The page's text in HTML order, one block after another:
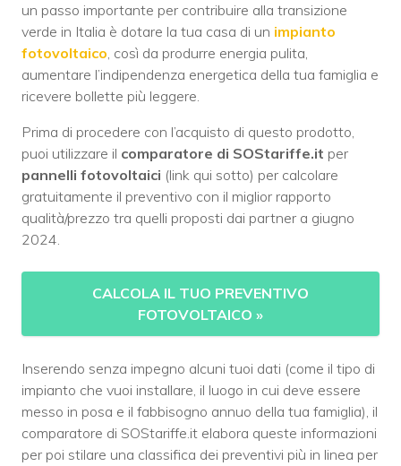
un passo importante per contribuire alla transizione
verde in Italia è dotare la tua casa di un impianto
fotovoltaico, così da produrre energia pulita,
aumentare l’indipendenza energetica della tua famiglia e
ricevere bollette più leggere.
Prima di procedere con l’acquisto di questo prodotto,
puoi utilizzare il comparatore di SOStariffe.it per
pannelli fotovoltaici (link qui sotto) per calcolare
gratuitamente il preventivo con il miglior rapporto
qualità/prezzo tra quelli proposti dai partner a giugno
2024.
CALCOLA IL TUO PREVENTIVO
FOTOVOLTAICO »
Inserendo senza impegno alcuni tuoi dati (come il tipo di
impianto che vuoi installare, il luogo in cui deve essere
messo in posa e il fabbisogno annuo della tua famiglia), il
comparatore di SOStariffe.it elabora queste informazioni
per poi stilare una classifica dei preventivi più in linea per